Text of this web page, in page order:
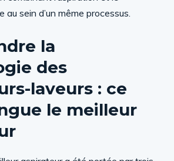
sein d’un même processus.
la
des
laveurs : ce
le meilleur